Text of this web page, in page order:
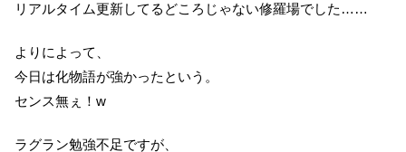
リアルタイム更新してるどころじゃない修羅場でした……
よりによって、
今日は化物語が強かったという。
センス無ぇ！w
ラグラン勉強不足ですが、